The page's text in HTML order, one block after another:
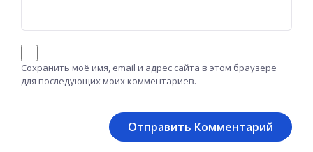
Сохранить моё имя, email и адрес сайта в этом браузере
для последующих моих комментариев.